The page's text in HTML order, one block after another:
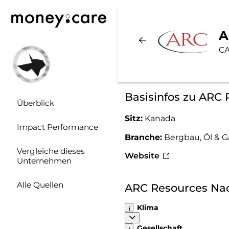
Überblick
Impact Performance
Vergleiche dieses
Unternehmen
Alle Quellen
Basisinfos zu ARC
Sitz: Kanada
Branche: Bergbau, Öl &
Website
ARC Resources
Klima